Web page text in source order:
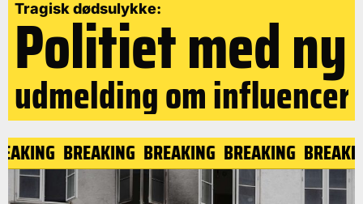
Tragisk dødsulykke:
Politiet med ny
udmelding om influencer
BREAKING BREAKING BREAKING